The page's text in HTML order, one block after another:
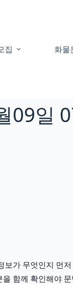
집 화물
09일
가 무엇인지 먼
함께 확인해야